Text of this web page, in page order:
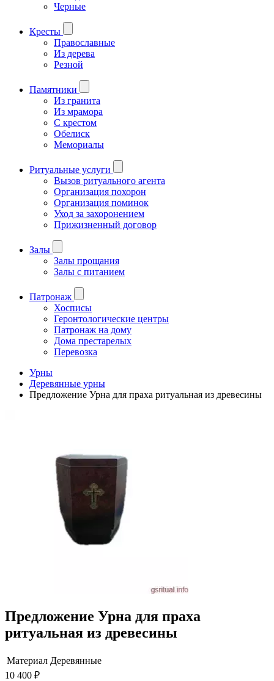
Черные
Кресты
Православные
Из дерева
Резной
Памятники
Из гранита
Из мрамора
С крестом
Обелиск
Мемориалы
Ритуальные услуги
Вызов ритуального агента
Организация похорон
Организация поминок
Уход за захоронением
Прижизненный договор
Залы
Залы прощания
Залы с питанием
Патронаж
Хосписы
Геронтологические центры
Патронаж на дому
Дома престарелых
Перевозка
Урны
Деревянные урны
Предложение Урна для праха ритуальная из древесины
Предложение Урна для праха
ритуальная из древесины
Материал Деревянные
10 400 ₽